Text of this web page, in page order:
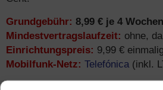
Grundgebühr: 8,99 € je 4 Wochen
Mindestvertragslaufzeit: ohne,
Einrichtungspreis: 9,99 €
Mobilfunk-Netz: Telefónica(inkl.